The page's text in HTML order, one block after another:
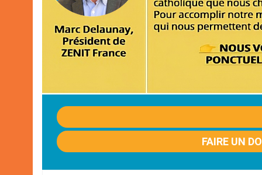
FAIRE UN